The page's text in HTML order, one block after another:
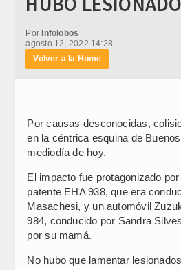
Por Infolobos
agosto 12, 2022 14:28
Volver a la Home
Por causas desconocidas,
en la céntrica esquina de
mediodía de hoy.
El impacto fue protagonizado
patente EHA 938, que era
Masachesi, y un automóvil
984, conducido por Sandra
por su mamá.
No hubo que lamentar